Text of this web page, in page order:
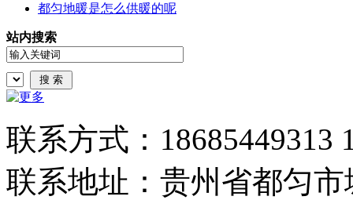
都匀地暖是怎么供暖的呢
站内搜索
联系方式：
联系地址：贵州省都匀市